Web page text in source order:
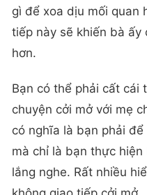
gì để xoa dịu mối quan
tiếp này sẽ khiến bà ấy
hơn.
Bạn có thể phải cất cái
chuyện cởi mở với mẹ
có nghĩa là bạn phải
mà chỉ là bạn thực
lắng nghe. Rất nhiều